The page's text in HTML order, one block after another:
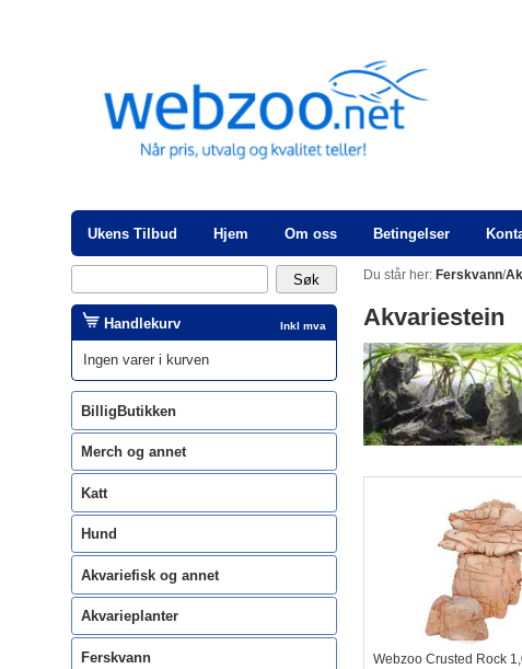
Ukens Tilbud Hjem Om oss Betingelser
Du står her: Ferskvann/
Akvariestein
Webzoo Crusted Rock
Inkl mva
Handlekurv
Ingen varer i kurven
BilligButikken
Merch og annet
Katt
Hund
Akvariefisk og annet
Akvarieplanter
Ferskvann